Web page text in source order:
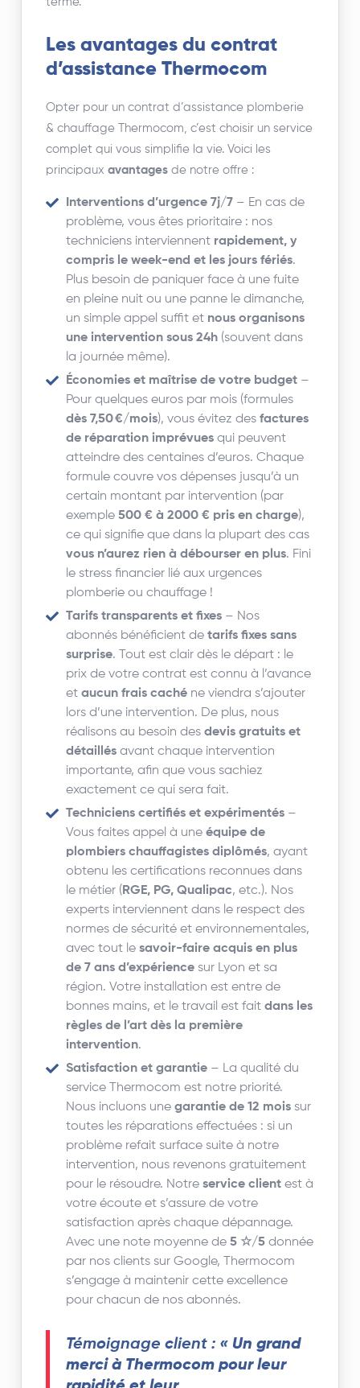
Les avantages du contrat
d’assistance Thermocom
Opter pour un contrat d’assistance plomberie
& chauffage Thermocom, c’est choisir un service
complet qui vous simplifie la vie. Voici les
principauxavantages de notre offre :
Interventions d’urgence 7j/7 – En cas de
problème, vous êtes prioritaire : nos
techniciens interviennent rapidement, y
compris le week-end et les jours fériés.
Plus besoin de paniquer face à une fuite
en pleine nuit ou une panne le dimanche,
un simple appel suffit et nous organisons
une intervention sous 24h (souvent dans
la journée même).
Économies et maîtrise de votre budget –
Pour quelques euros par mois (formules
dès 7,50 €/mois), vous évitez desfactures
de réparation imprévues qui peuvent
atteindre des centaines d’euros. Chaque
formule couvre vos dépenses jusqu’à un
certain montant par intervention (par
exemple500 € à 2000 € pris en charge),
ce qui signifie que dans la plupart des cas
vous n’aurez rien à débourser en plus. Fini
le stress financier lié aux urgences
plomberie ou chauffage !
Tarifs transparents et fixes – Nos
abonnés bénéficient detarifs fixes sans
surprise. Tout est clair dès le départ : le
prix de votre contrat est connu à l’avance
etaucun frais caché ne viendra s’ajouter
lors d’une intervention. De plus, nous
réalisons au besoin desdevis gratuits et
détaillés avant chaque intervention
importante, afin que vous sachiez
exactement ce qui sera fait.
Techniciens certifiés et expérimentés –
Vous faites appel à uneéquipe de
plombiers chauffagistes diplômés, ayant
obtenu les certifications reconnues dans
le métier ( RGE, PG, Qualipac, etc.). Nos
experts interviennent dans le respect des
normes de sécurité et environnementales,
avec tout lesavoir-faire acquis en plus
de 7 ans d’expérience sur Lyon et sa
région. Votre installation est entre de
bonnes mains, et le travail est faitdans les
règles de l’art dès la première
intervention.
Satisfaction et garantie – La qualité du
service Thermocom est notre priorité.
Nous incluons unegarantie de 12 mois sur
toutes les réparations effectuées : si un
problème refait surface suite à notre
intervention, nous revenons gratuitement
pour le résoudre. Notreservice client est à
votre écoute et s’assure de votre
satisfaction après chaque dépannage.
Avec une note moyenne de5 ☆/5 donnée
par nos clients sur Google, Thermocom
s’engage à maintenir cette excellence
pour chacun de nos abonnés.
Témoignage client : « Un grand
merci à Thermocom pour leur